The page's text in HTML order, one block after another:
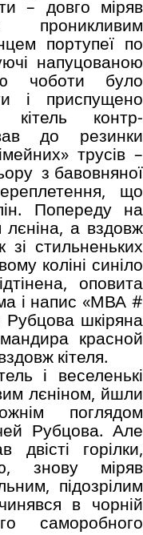
– довго міряв
проникливим
портупеї по
напуцованою
чоботи було
і приспущено
кітель контр-
до резинки
трусів –
з бавовняної
що
Попереду на
а вздовж
стильненьких
коліні синіло
оповита
і напис «МВА #
шкіряна
красной
кітеля.
і веселенькі
лєніном, йшли
поглядом
Рубцова. Але
двісті горілки,
знову міряв
підозрілим
в чорній
саморобного